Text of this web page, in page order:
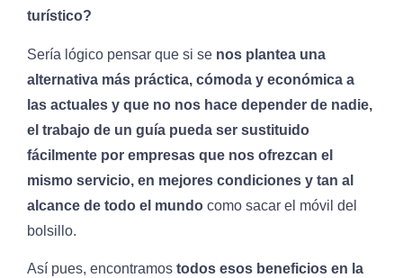
turístico?
Sería lógico pensar que si se nos plantea una
alternativa más práctica, cómoda y económica a
las actuales y que no nos hace depender de nadie,
el trabajo de un guía pueda ser sustituido
fácilmente por empresas que nos ofrezcan el
mismo servicio, en mejores condiciones y tan al
alcance de todo el mundo como sacar el móvil del
bolsillo.
Así pues, encontramos todos esos beneficios en la